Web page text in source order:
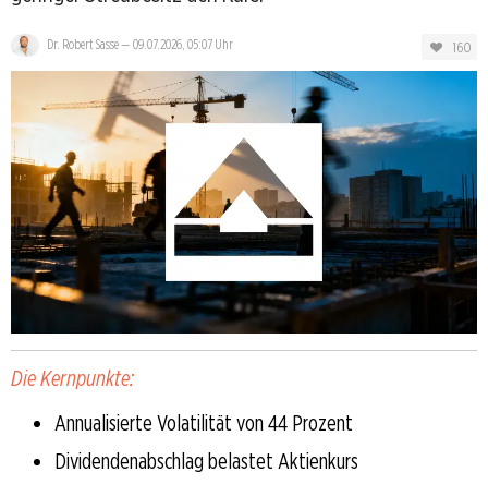
Dr. Robert Sasse— 09.07.2026, 05:07 Uhr 160
Die Kernpunkte:
Annualisierte Volatilität von 44 Prozent
Dividendenabschlag belastet Aktienkurs